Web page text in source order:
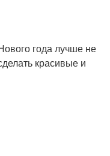
года лучше не
красивые и